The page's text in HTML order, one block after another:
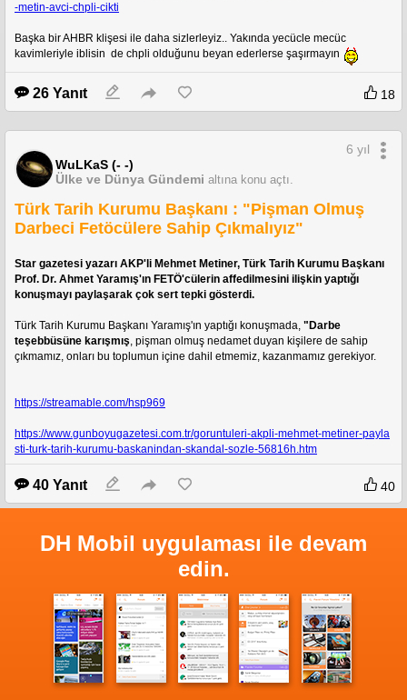
-metin-avci-chpli-cikti
Başka bir AHBR klişesi ile daha sizlerleyiz.. Yakında yecücle mecüc
kavimleriyle iblisin  de chpli olduğunu beyan ederlerse şaşırmayın
26 Yanıt 18
WuLKaS (- -)
Ülke ve Dünya Gündemi altına konu açtı.
6 yıl
Türk Tarih Kurumu Başkanı : "Pişman Olmuş
Darbeci Fetöcülere Sahip Çıkmalıyız"
Star gazetesi yazarı AKP'li Mehmet Metiner, Türk Tarih Kurumu Başkanı
Prof. Dr. Ahmet Yaramış'ın FETÖ'cülerin affedilmesini ilişkin yaptığı
konuşmayı paylaşarak çok sert tepki gösterdi.
Türk Tarih Kurumu Başkanı Yaramış'ın yaptığı konuşmada, "Darbe
teşebbüsüne karışmış , pişman olmuş nedamet duyan kişilere de sahip
çıkmamız, onları bu toplumun içine dahil etmemiz, kazanmamız gerekiyor.
https://streamable.com/hsp969
https://www.gunboyugazetesi.com.tr/goruntuleri-akpli-mehmet-metiner-payla
sti-turk-tarih-kurumu-baskanindan-skandal-sozle-56816h.htm
40 Yanıt 40
DH Mobil uygulaması ile devam
edin.